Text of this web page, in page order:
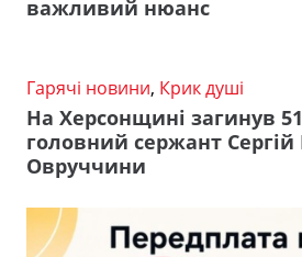
важливий нюанс
Гарячі новини, Крик душі
На Херсонщині загинув
головний сержант Сергій
Овруччини